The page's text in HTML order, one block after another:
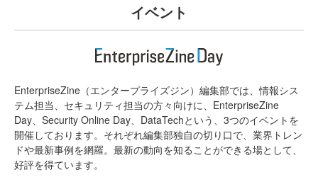
イベント
EnterpriseZine（エンタープライズジン）編集部では、情報シス
テム担当、セキュリティ担当の方々向けに、EnterpriseZine
Day、Security Online Day、DataTechという、3つのイベントを
開催しております。それぞれ編集部独自の切り口で、業界トレン
ドや最新事例を網羅。最新の動向を知ることができる場として、
好評を得ています。